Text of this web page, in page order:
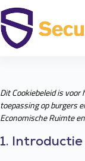
Dit Cookiebeleid is
toepassing op burgers
Economische Ruimte
1. Introductie